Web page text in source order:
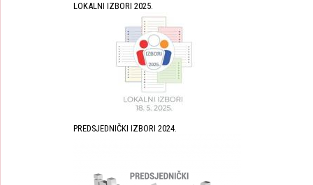
LOKALNI IZBORI 2025.
PREDSJEDNIČKI IZBORI 2024.